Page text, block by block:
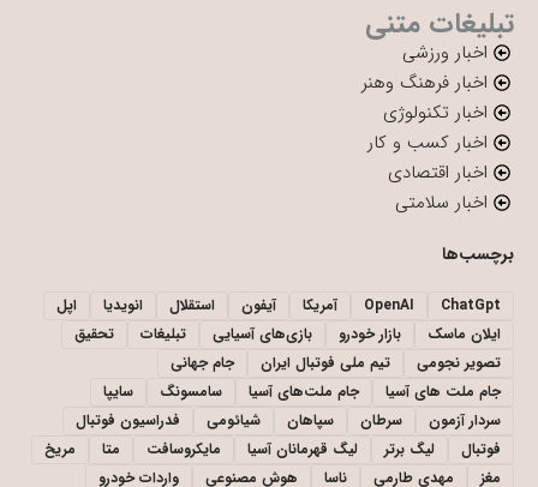
تبلیغات متنی
اخبار ورزشی
اخبار فرهنگ وهنر
اخبار تکنولوژی
اخبار کسب و کار
اخبار اقتصادی
اخبار سلامتی
برچسب‌ها
ChatGpt
OpenAI آمریکا آیفون استقلال انویدیا
اپل
ایلان ماسک
بازار خودرو بازی‌های آسیایی تبلیغات
تحقیق
تصویر نجومی
تیم ملی فوتبال ایران
جام جهانی
جام ملت های آسیا
جام ملت‌های آسیا سامسونگ
سایپا
سردار آزمون
سرطان سپاهان شیائومی
فدراسیون فوتبال
فوتبال
لیگ برتر لیگ قهرمانان آسیا مایکروسافت متا
مریخ
مغز
مهدی طارمی ناسا هوش مصنوعی واردات خودرو